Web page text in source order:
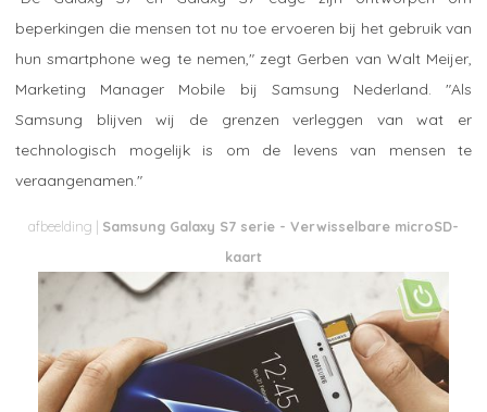
beperkingen die mensen tot nu toe ervoeren bij het gebruik van
hun smartphone weg te nemen," zegt Gerben van Walt Meijer,
Marketing Manager Mobile bij Samsung Nederland. "Als
Samsung blijven wij de grenzen verleggen van wat er
technologisch mogelijk is om de levens van mensen te
veraangenamen."
Samsung Galaxy S7 serie - Verwisselbare microSD-
kaart